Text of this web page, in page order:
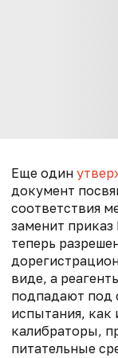
Еще один
документ
соответствия
заменит
теперь
виде, а
подпадают под
испытания, как
калибраторы,
питательные